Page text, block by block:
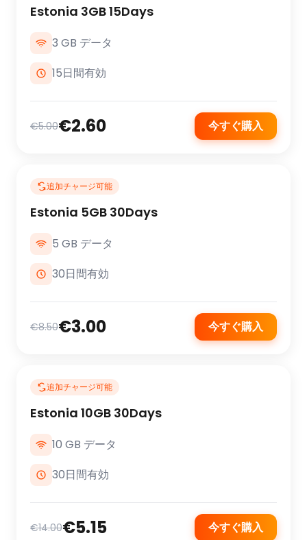
Estonia 3GB 15Days
3 GB データ
15日間有効
€5.00€2.60 今すぐ購入
追加チャージ可能
Estonia 5GB 30Days
5 GB データ
30日間有効
€8.50€3.00 今すぐ購入
追加チャージ可能
Estonia 10GB 30Days
10 GB データ
30日間有効
€14.00€5.15 今すぐ購入